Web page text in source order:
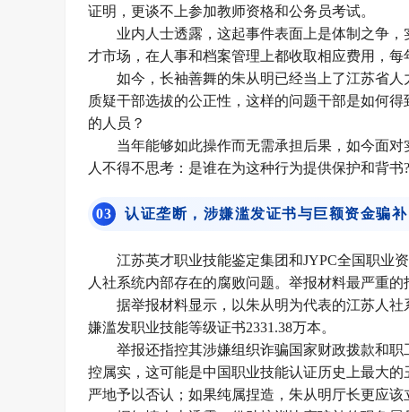
证明，更谈不上参加教师资格和公务员考试。
业内人士透露，这起事件表面上是体制之争
才市场，在人事和档案管理上都收取相应费用，每
如今，长袖善舞的朱从明已经当上了江苏省
质疑干部选拔的公正性，这样的问题干部是如何
的人员？
当年能够如此操作而无需承担后果，如今面
人不得不思考：是谁在为这种行为提供保护和背书?
03 认证垄断，涉嫌滥发证书与巨额资金骗补
江苏英才职业技能鉴定集团和JYPC全国职业
人社系统内部存在的腐败问题。举报材料最严重
据举报材料显示，以朱从明为代表的江苏人
嫌滥发职业技能等级证书2331.38万本。
举报还指控其涉嫌组织诈骗国家财政拨款和
控属实，这可能是中国职业技能认证历史上最大
严地予以否认；如果纯属捏造，朱从明厅长更应该